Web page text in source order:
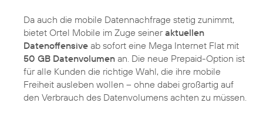
Da auch die mobile Datennachfrage stetig zunimmt,
bietet Ortel Mobile im Zuge seineraktuellen
Datenoffensive ab sofort eine Mega Internet Flat mit
50 GB Datenvolumen an. Die neue Prepaid-Option ist
für alle Kunden die richtige Wahl, die ihre mobile
Freiheit ausleben wollen – ohne dabei großartig auf
den Verbrauch des Datenvolumens achten zu müssen.